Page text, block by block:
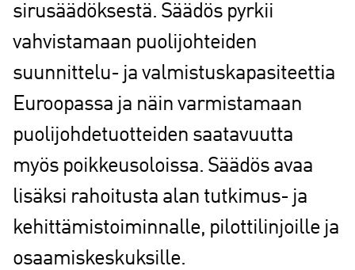
sirusäädöksestä. Säädös pyrkii
vahvistamaan puolijohteiden
suunnittelu- ja valmistuskapasiteettia
Euroopassa ja näin varmistamaan
puolijohdetuotteiden saatavuutta
myös poikkeusoloissa. Säädös avaa
lisäksi rahoitusta alan tutkimus- ja
kehittämistoiminnalle, pilottilinjoille ja
osaamiskeskuksille.